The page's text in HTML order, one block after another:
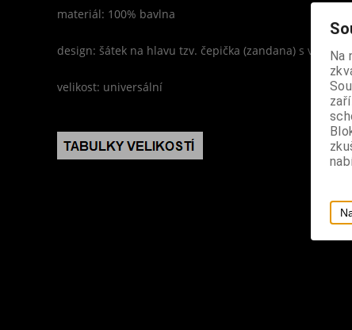
materiál: 100% bavlna
design: šátek na hlavu tzv. čepička (zandana) s
velikost: universální
Na